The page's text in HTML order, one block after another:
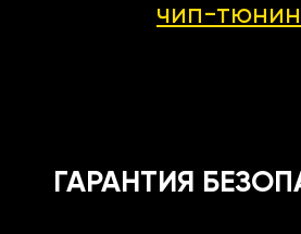
чип-
ГАРАНТИЯ